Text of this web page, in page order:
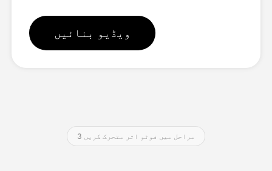
ویڈیو بنائیں
3 مراحل میں فوٹو اثر متحرک کریں